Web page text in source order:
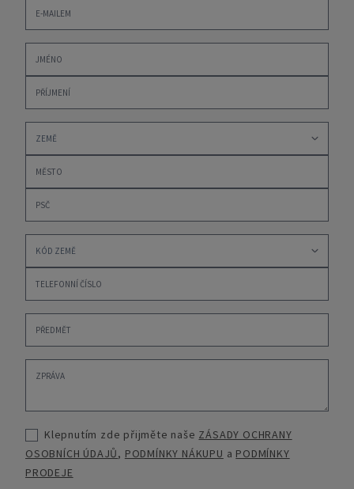
Klepnutím zde přijměte naše ZÁSADY OCHRANY
OSOBNÍCH ÚDAJŮ, PODMÍNKY NÁKUPU a PODMÍNKY
PRODEJE